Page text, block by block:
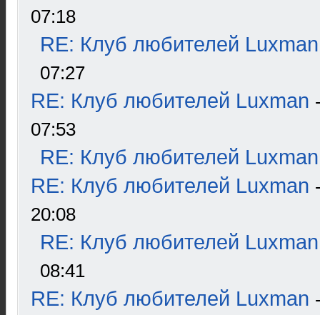
07:18
RE: Клуб любителей Luxman
07:27
RE: Клуб любителей Luxman
07:53
RE: Клуб любителей Luxman
RE: Клуб любителей Luxman
20:08
RE: Клуб любителей Luxman
08:41
RE: Клуб любителей Luxman